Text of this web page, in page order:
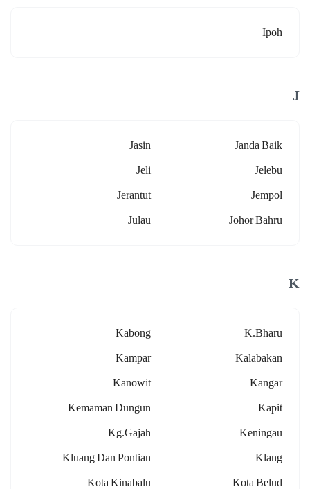
Ipoh
J
Janda Baik
Jasin
Jelebu
Jeli
Jempol
Jerantut
Johor Bahru
Julau
K
K.bharu
Kabong
Kalabakan
Kampar
Kangar
Kanowit
Kapit
Kemaman Dungun
Keningau
Kg.gajah
Klang
Kluang Dan Pontian
Kota Belud
Kota Kinabalu